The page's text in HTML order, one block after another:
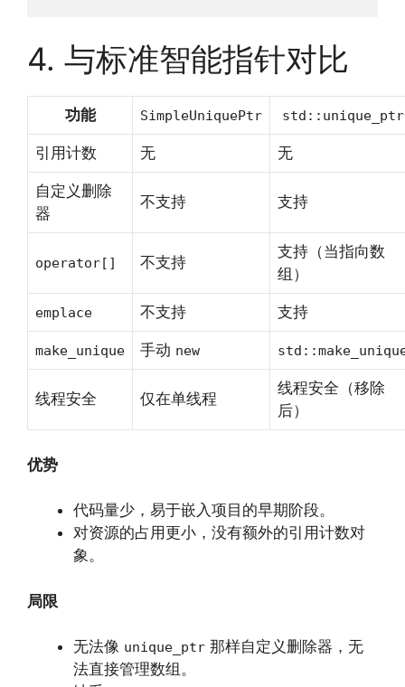
4. 与标准智能指针对比
功能 SimpleUniquePtr std::unique_ptr
引用计数 无 无
自定义删除
器
不支持 支持
operator[] 不支持
支持（当指向数
组）
emplace 不支持 支持
make_unique 手动 new
线程安全 仅在单线程
线程安全（移除
后）
优势
代码量少，易于嵌入项目的早期阶段。
对资源的占用更小，没有额外的引用计数对
象。
局限
无法像 unique_ptr 那样自定义删除器，无
法直接管理数组。